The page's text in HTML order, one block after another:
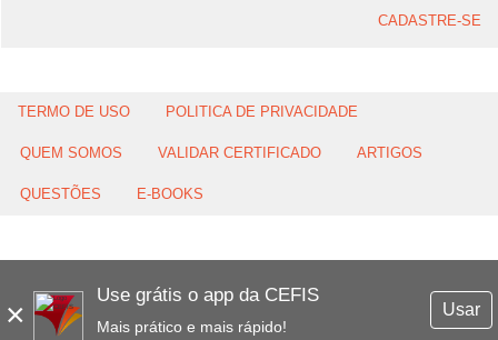
×
Use grátis o app da CEFIS
Mais prático e mais rápido!
Usar
CADASTRE-SE
TERMO DE USO POLITICA DE PRIVACIDADE
QUEM SOMOS VALIDAR CERTIFICADO ARTIGOS
QUESTÕES E-BOOKS